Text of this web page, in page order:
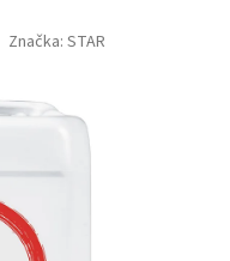
Značka: STAR